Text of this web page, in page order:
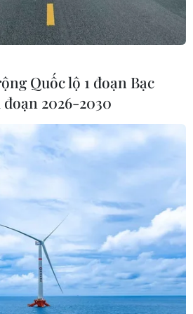
tổ chức
- Giao hưởng
thần giao lưu
quán càphê,
văn hóa tôn
Quốc lộ 1 đoạn Bạc
2026-2030